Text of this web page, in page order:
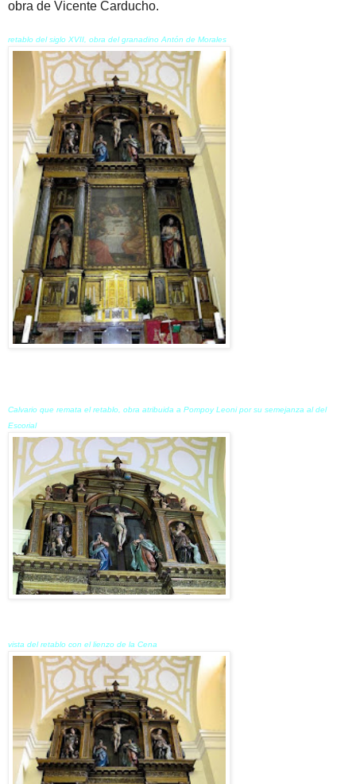
obra de Vicente Carducho.
retablo del siglo XVII, obra del granadino Antón de Morales
Calvario que remata el retablo, obra atribuida a Pompoy Leoni por su semejanza al del
Escorial
vista del retablo con el lienzo de la Cena